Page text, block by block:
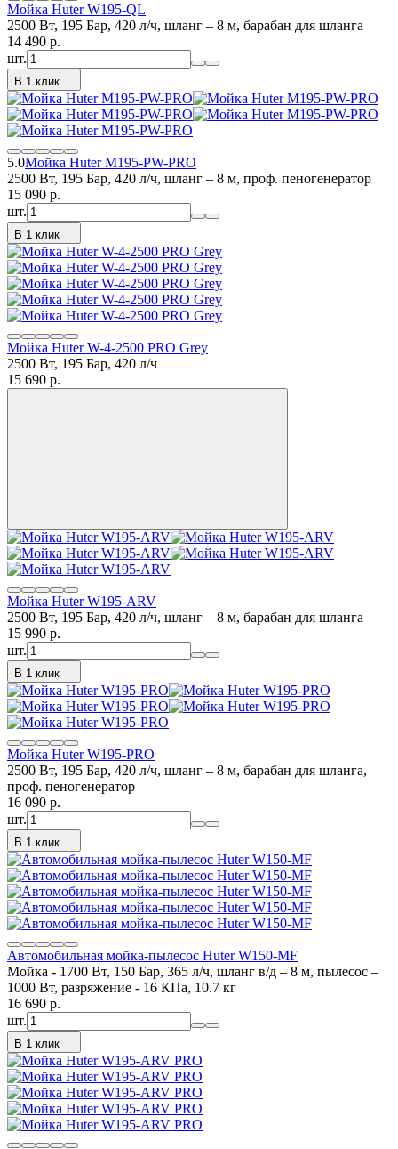
Мойка Huter W195-QL
2500 Вт, 195 Бар, 420 л/ч, шланг – 8 м, барабан для шланга
14 490 p.
шт.
В 1 клик
5.0Мойка Huter M195-PW-PRO
2500 Вт, 195 Бар, 420 л/ч, шланг – 8 м, проф. пеногенератор
15 090 p.
шт.
В 1 клик
Мойка Huter W-4-2500 PRO Grey
2500 Вт, 195 Бар, 420 л/ч
15 690 p.
Мойка Huter W195-ARV
2500 Вт, 195 Бар, 420 л/ч, шланг – 8 м, барабан для шланга
15 990 p.
шт.
В 1 клик
Мойка Huter W195-PRO
2500 Вт, 195 Бар, 420 л/ч, шланг – 8 м, барабан для шланга,
проф. пеногенератор
16 090 p.
шт.
В 1 клик
Автомобильная мойка-пылесос Huter W150-MF
Мойка - 1700 Вт, 150 Бар, 365 л/ч, шланг в/д – 8 м, пылесос –
1000 Вт, разряжение - 16 КПа, 10.7 кг
16 690 p.
шт.
В 1 клик